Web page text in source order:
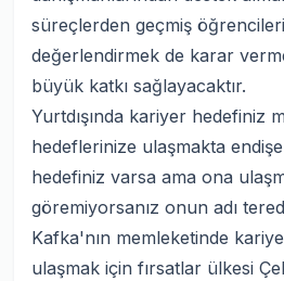
süreçlerden geçmiş
değerlendirmek de karar
büyük katkı sağlayacaktır.
Yurtdışında kariyer hedefiniz
hedeflerinize ulaşmakta
hedefiniz varsa ama ona
göremiyorsanız onun adı
Kafka'nın memleketinde
ulaşmak için fırsatlar ülkesi